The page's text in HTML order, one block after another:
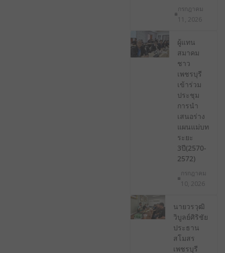
กรกฎาคม
11, 2026
ผู้แทน
สมาคม
ชาว
เพชรบุรี
เข้าร่วม
ประชุม
การนํา
เสนอร่าง
แผนแม่บท
ระยะ
3ปี(2570-
2572)
กรกฎาคม
10, 2026
นายวรวุฒิ
วิบูลย์ศิริชัย
ประธาน
สโมสร
เพชรบุรี